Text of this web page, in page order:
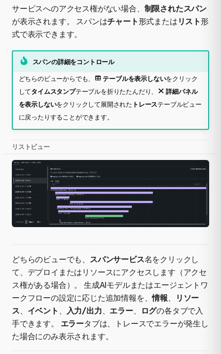
サービスへのアクセス権がない場合、 制限されたスパン
が表示されます。 スパンはチャート形式または リスト形
式で表示できます。
スパンの詳細をコントロール
どちらのビューからでも、 テーブルを表示しないをクリック
してタイムスタンプテーブルを折りたたんだり、
詳細パネル
を表示しないをクリックして展開された トレーステーブルビュー
に戻ったりすることができます。
リストビュー
どちらのビューでも、 スパンサービス名をクリックし
て、デプロイまたはリソースにアクセスします（アクセ
ス権がある場合）。 生成AIモデルまたはエージェントワ
ークフローの設定に応じた追加情報を、情報
リソー
ス
イベント 入力/出力 エラー、 ログの各タブで入
手できます。 エラータブは、トレースでエラーが発生し
た場合にのみ表示されます。